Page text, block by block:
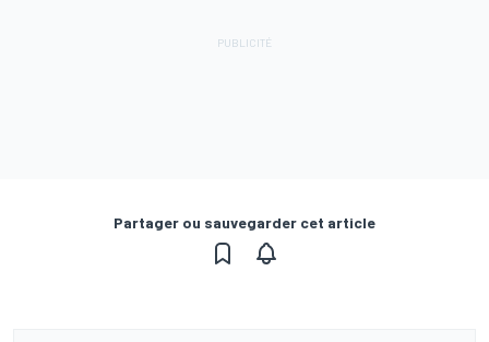
Partager ou sauvegarder cet article